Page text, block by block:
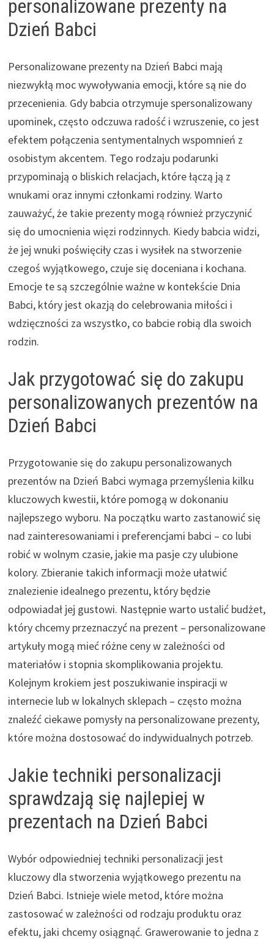
personalizowane prezenty na
Dzień Babci
Personalizowane prezenty na Dzień Babci mają
niezwykłą moc wywoływania emocji, które są nie do
przecenienia. Gdy babcia otrzymuje spersonalizowany
upominek, często odczuwa radość i wzruszenie, co jest
efektem połączenia sentymentalnych wspomnień z
osobistym akcentem. Tego rodzaju podarunki
przypominają o bliskich relacjach, które łączą ją z
wnukami oraz innymi członkami rodziny. Warto
zauważyć, że takie prezenty mogą również przyczynić
się do umocnienia więzi rodzinnych. Kiedy babcia widzi,
że jej wnuki poświęciły czas i wysiłek na stworzenie
czegoś wyjątkowego, czuje się doceniana i kochana.
Emocje te są szczególnie ważne w kontekście Dnia
Babci, który jest okazją do celebrowania miłości i
wdzięczności za wszystko, co babcie robią dla swoich
rodzin.
Jak przygotować się do zakupu
personalizowanych prezentów na
Dzień Babci
Przygotowanie się do zakupu personalizowanych
prezentów na Dzień Babci wymaga przemyślenia kilku
kluczowych kwestii, które pomogą w dokonaniu
najlepszego wyboru. Na początku warto zastanowić się
nad zainteresowaniami i preferencjami babci – co lubi
robić w wolnym czasie, jakie ma pasje czy ulubione
kolory. Zbieranie takich informacji może ułatwić
znalezienie idealnego prezentu, który będzie
odpowiadał jej gustowi. Następnie warto ustalić budżet,
który chcemy przeznaczyć na prezent – personalizowane
artykuły mogą mieć różne ceny w zależności od
materiałów i stopnia skomplikowania projektu.
Kolejnym krokiem jest poszukiwanie inspiracji w
internecie lub w lokalnych sklepach – często można
znaleźć ciekawe pomysły na personalizowane prezenty,
które można dostosować do indywidualnych potrzeb.
Jakie techniki personalizacji
sprawdzają się najlepiej w
prezentach na Dzień Babci
Wybór odpowiedniej techniki personalizacji jest
kluczowy dla stworzenia wyjątkowego prezentu na
Dzień Babci. Istnieje wiele metod, które można
zastosować w zależności od rodzaju produktu oraz
efektu, jaki chcemy osiągnąć. Grawerowanie to jedna z